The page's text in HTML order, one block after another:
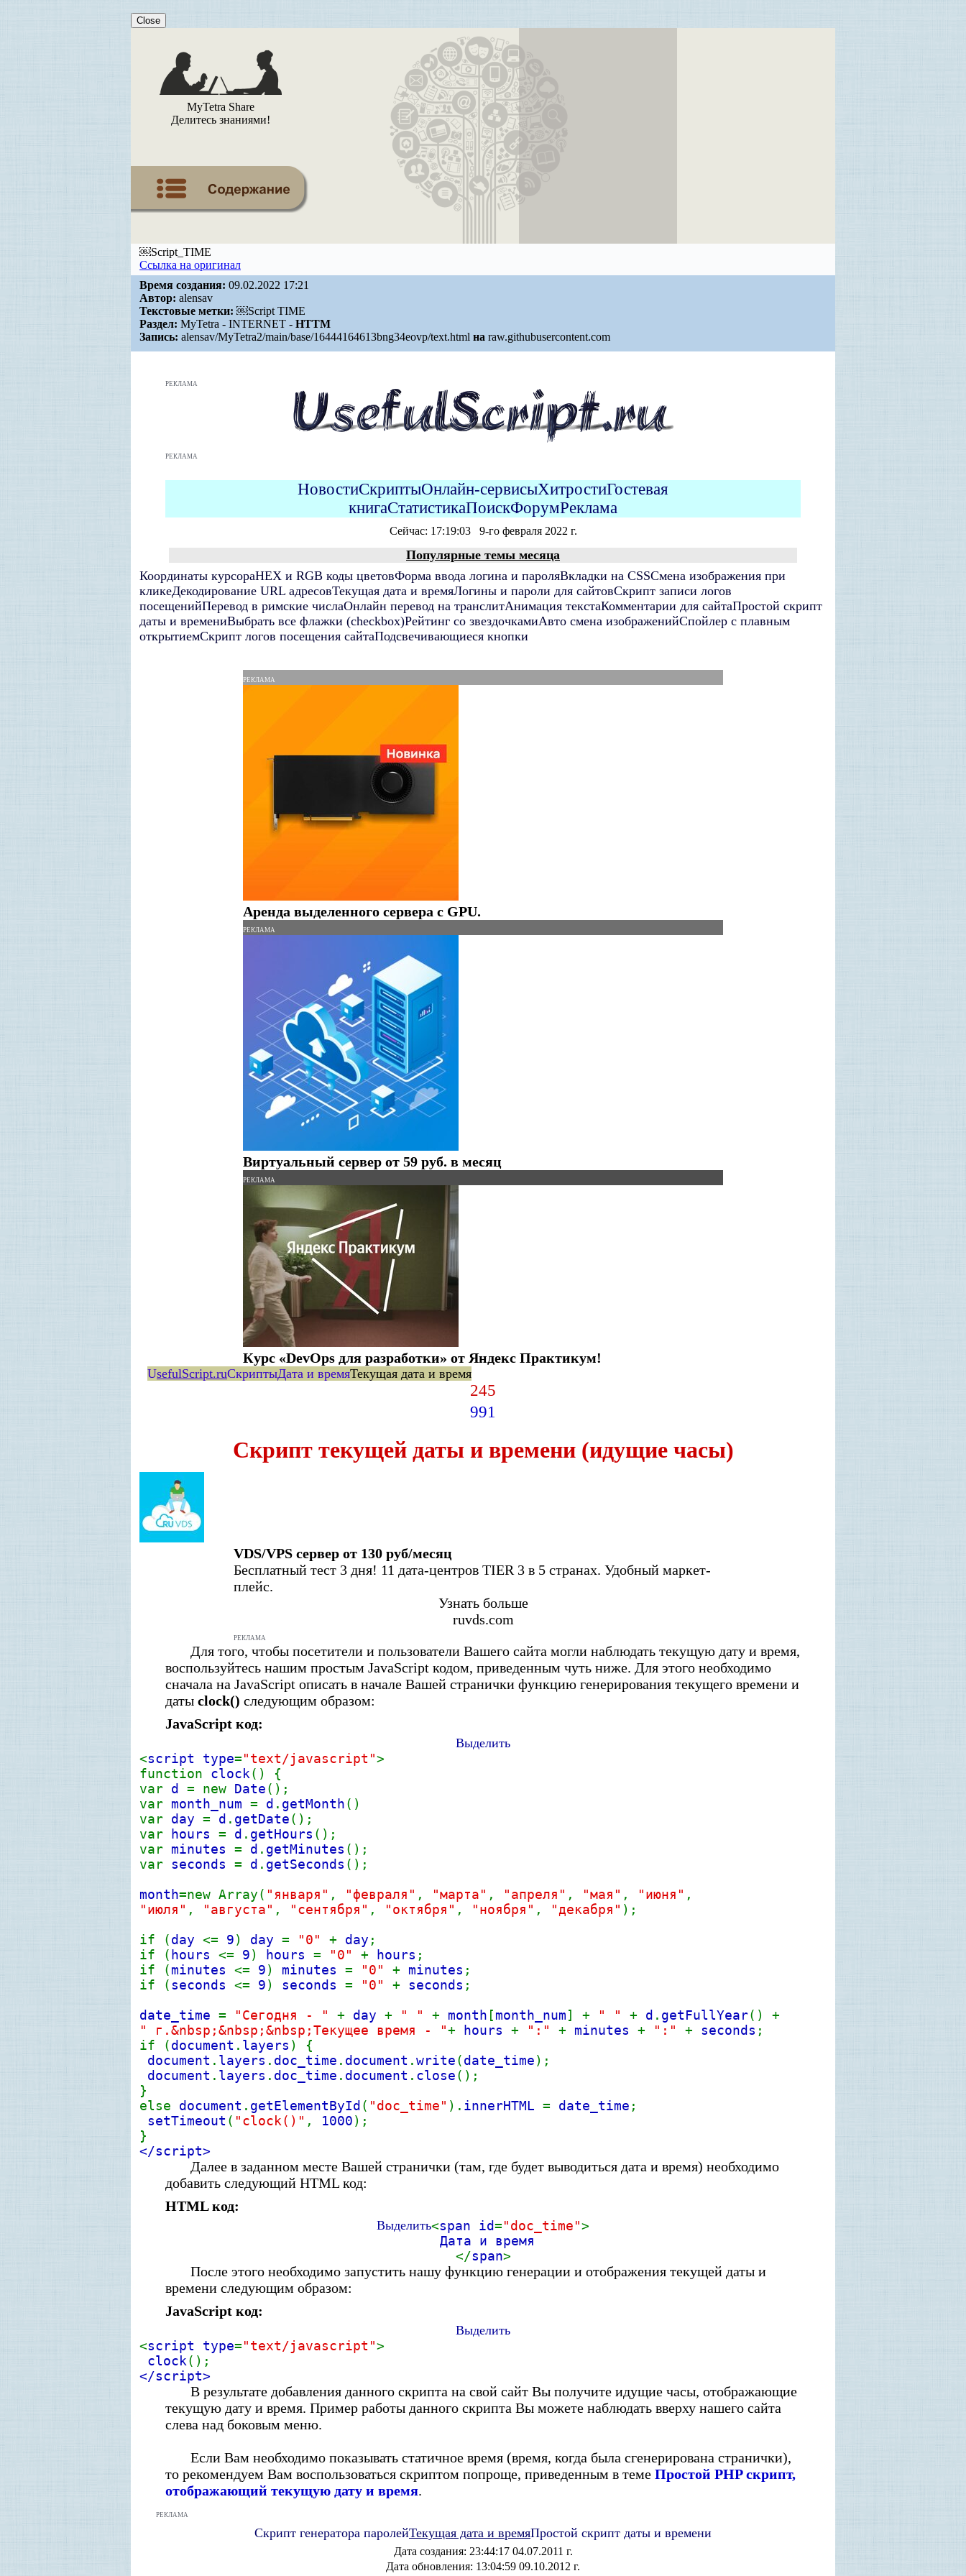
Close
MyTetra Share
Делитесь знаниями!
￼Script_TIME
Ссылка на оригинал
Время создания: 09.02.2022 17:21
Автор: alensav
Текстовые метки: ￼Script TIME
Раздел: MyTetra - INTERNET - HTTM
Запись: alensav/MyTetra2/main/base/16444164613bng34eovp/text.html на raw.githubusercontent.com
РЕКЛАМА
РЕКЛАМА
НовостиСкриптыОнлайн-сервисыХитростиГостевая
книгаСтатистикаПоискФорумРеклама
Сейчас: 17:19:03 9-го февраля 2022 г.
Популярные темы месяца
Координаты курсораHEX и RGB коды цветовФорма ввода логина и пароляВкладки на CSSСмена изображения при
кликеДекодирование URL адресовТекущая дата и времяЛогины и пароли для сайтовСкрипт записи логов
посещенийПеревод в римские числаОнлайн перевод на транслитАнимация текстаКомментарии для сайтаПростой скрипт
даты и времениВыбрать все флажки (checkbox)Рейтинг со звездочкамиАвто смена изображенийСпойлер с плавным
открытиемСкрипт логов посещения сайтаПодсвечивающиеся кнопки
РЕКЛАМА
Аренда выделенного сервера с GPU.
РЕКЛАМА
Виртуальный сервер от 59 руб. в месяц
РЕКЛАМА
Курс «DevOps для разработки» от Яндекс Практикум!
UsefulScript.ruСкриптыДата и времяТекущая дата и время
245
991
Скрипт текущей даты и времени (идущие часы)
VDS/VPS сервер от 130 руб/месяц
Бес­плат­ный тест 3 дня! 11 дата-цен­тров TIER 3 в 5 стра­нах. Удоб­ный мар­кет­
плейс.
Узнать больше
ruvds.com
РЕКЛАМА
Для того, чтобы посетители и пользователи Вашего сайта могли наблюдать текущую дату и время,
воспользуйтесь нашим простым JavaScript кодом, приведенным чуть ниже. Для этого необходимо
сначала на JavaScript описать в начале Вашей странички функцию генерирования текущего времени и
даты clock() следующим образом:
JavaScript код:
Выделить
<script type="text/javascript">
function clock() {
var d = new Date();
var month_num = d . getMonth()
var day = d . getDate();
var
hours = d . getHours ();
var minutes = d . getMinutes ();
var seconds = d . getSeconds ();
month=new Array( "января" , "февраля" , "марта" , "апреля" , "мая" , "июня" ,
"июля" , "августа" , "сентября" , "октября" , "ноября" , "декабря" );
if (day <= 9) day = "0" + day ;
if ( hours <= 9) hours = "0" + hours ;
if (minutes <= 9) minutes = "0" + minutes ;
if (seconds <= 9) seconds = "0" + seconds ;
date_time = "Сегодня - " + day + " " + month [month_num] + " " + d . getFullYear() +
" г.&nbsp;&nbsp;&nbsp;Текущее время - "+ hours + ":" + minutes + ":" + seconds ;
if (document . layers ) {
document . layers . doc_time . document .write(date_time);
document . layers . doc_time . document . close();
}
else document . getElementById ( "doc_time" ). innerHTML = date_time ;
setTimeout ( "clock()" , 1000);
}
</script>
Далее в заданном месте Вашей странички (там, где будет выводиться дата и время) необходимо
добавить следующий HTML код:
HTML код:
Выделить<span id="doc_time">
Дата и время
</span>
После этого необходимо запустить нашу функцию генерации и отображения текущей даты и
времени следующим образом:
JavaScript код:
Выделить
<script type="text/javascript">
clock();
</script>
В результате добавления данного скрипта на свой сайт Вы получите идущие часы, отображающие
текущую дату и время. Пример работы данного скрипта Вы можете наблюдать вверху нашего сайта
слева над боковым меню.
Если Вам необходимо показывать статичное время (время, когда была сгенерирована странички),
то рекомендуем Вам воспользоваться скриптом попроще, приведенным в теме Простой PHP скрипт,
отображающий текущую дату и время.
РЕКЛАМА
Скрипт генератора паролейТекущая дата и времяПростой скрипт даты и времени
Дата создания: 23:44:17 04.07.2011 г.
Дата обновления: 13:04:59 09.10.2012 г.